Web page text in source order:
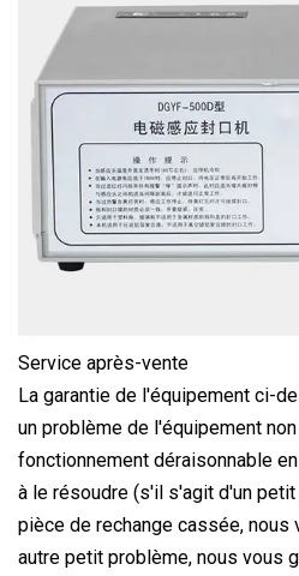
Service après-vente
La garantie de l'équipement ci-
un problème de l'équipement
fonctionnement déraisonnable
à le résoudre (s'il s'agit d'un
pièce de rechange cassée, nous
autre petit problème, nous vous